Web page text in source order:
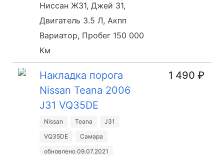
Ниссан Ж31, Джей 31,
Двигатель 3.5 Л, Акпп
Вариатор, Пробег 150 000
Км
Накладка порога
Nissan Teana 2006
J31 VQ35DE
Nissan Teana
J31
VQ35DE
Самара
обновлено 09.07.2021
1 490 ₽